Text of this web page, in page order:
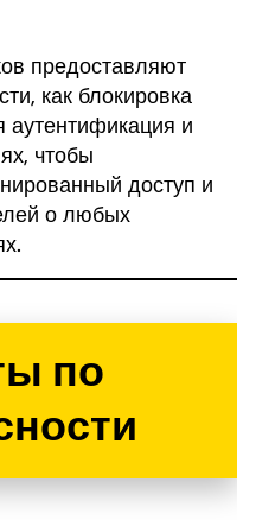
предоставляют
как блокировка
аутентификация и
чтобы
доступ и
о любых
по